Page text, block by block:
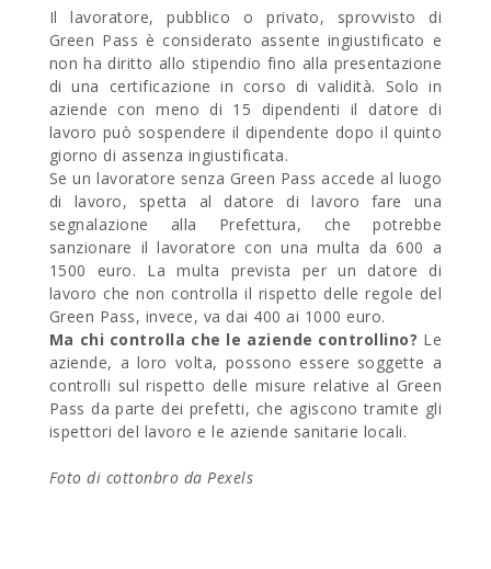
Il lavoratore, pubblico o privato, sprovvisto di
Green Pass è considerato assente ingiustificato e
non ha diritto allo stipendio fino alla presentazione
di una certificazione in corso di validità. Solo in
aziende con meno di 15 dipendenti il datore di
lavoro può sospendere il dipendente dopo il quinto
giorno di assenza ingiustificata.
Se un lavoratore senza Green Pass accede al luogo
di lavoro, spetta al datore di lavoro fare una
segnalazione alla Prefettura, che potrebbe
sanzionare il lavoratore con una multa da 600 a
1500 euro. La multa prevista per un datore di
lavoro che non controlla il rispetto delle regole del
Green Pass, invece, va dai 400 ai 1000 euro.
Ma chi controlla che le aziende controllino? Le
aziende, a loro volta, possono essere soggette a
controlli sul rispetto delle misure relative al Green
Pass da parte dei prefetti, che agiscono tramite gli
ispettori del lavoro e le aziende sanitarie locali.
Foto di cottonbro da Pexels